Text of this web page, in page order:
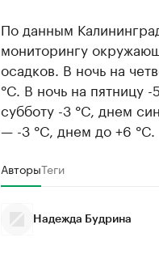
По данным
мониторингу
осадков. В ночь на
°C. В ночь на пятницу
субботу -3 °C, днем
— -3 °C, днем до +6 °C.
АвторыТеги
Надежда Будрина